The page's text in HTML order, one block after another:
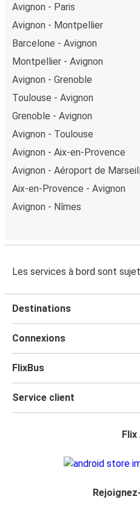
Avignon - Paris
Avignon - Montpellier
Barcelone - Avignon
Montpellier - Avignon
Avignon - Grenoble
Toulouse - Avignon
Grenoble - Avignon
Avignon - Toulouse
Avignon - Aix-en-Provence
Avignon - Aéroport de
Aix-en-Provence - Avignon
Avignon - Nîmes
Les services à bord sont
Destinations
Connexions
FlixBus
Service client
Flix